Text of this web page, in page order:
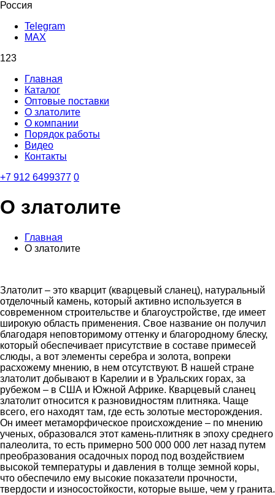
Россия
Telegram
MAX
123
Главная
Каталог
Оптовые поставки
О златолите
О компании
Порядок работы
Видео
Контакты
‪+7 912 6499377‬ 0
О златолите
Главная
О златолите
Златолит – это кварцит (кварцевый сланец), натуральный
отделочный камень, который активно используется в
современном строительстве и благоустройстве, где имеет
широкую область применения. Свое название он получил
благодаря неповторимому оттенку и благородному блеску,
который обеспечивает присутствие в составе примесей
слюды, а вот элементы серебра и золота, вопреки
расхожему мнению, в нем отсутствуют. В нашей стране
златолит добывают в Карелии и в Уральских горах, за
рубежом – в США и Южной Африке. Кварцевый сланец
златолит относится к разновидностям плитняка. Чаще
всего, его находят там, где есть золотые месторождения.
Он имеет метаморфическое происхождение – по мнению
ученых, образовался этот камень-плитняк в эпоху среднего
палеолита, то есть примерно 500 000 000 лет назад путем
преобразования осадочных пород под воздействием
высокой температуры и давления в толще земной коры,
что обеспечило ему высокие показатели прочности,
твердости и износостойкости, которые выше, чем у гранита.